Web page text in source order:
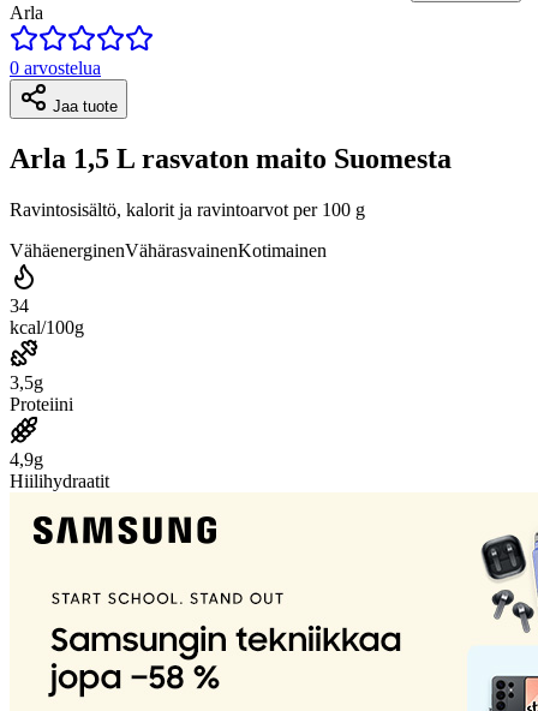
Arla
0 arvostelua
Jaa tuote
Arla 1,5 L rasvaton maito Suomesta
Ravintosisältö, kalorit ja ravintoarvot per 100 g
VähäenerginenVähärasvainenKotimainen
34
kcal/100g
3,5g
Proteiini
4,9g
Hiilihydraatit